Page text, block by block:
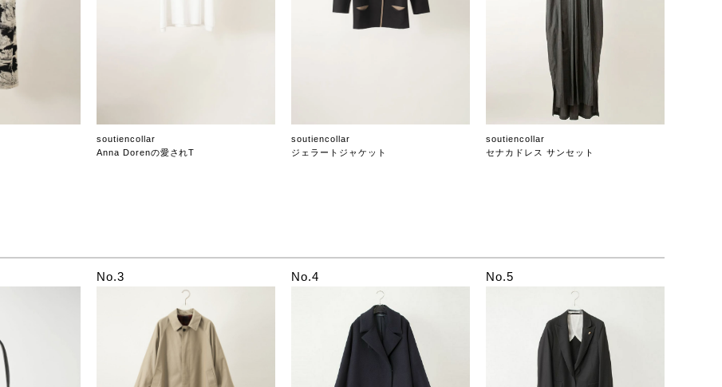
soutiencollar
Anna Dorenの愛されT
soutiencollar
ジェラートジャケット
soutiencollar
セナカドレス サンセット
No.3 No.4 No.5